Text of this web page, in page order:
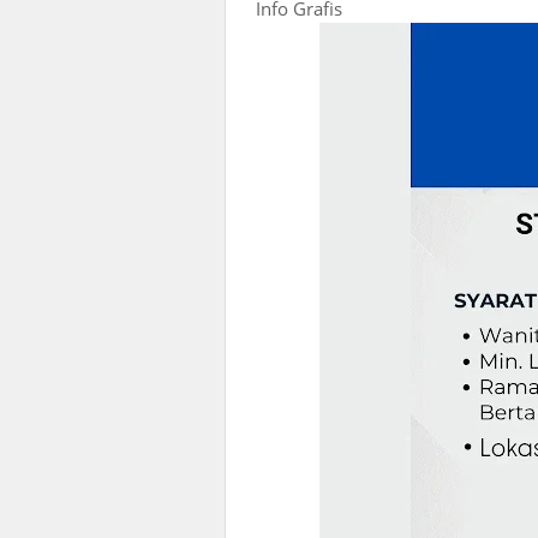
Info Grafis